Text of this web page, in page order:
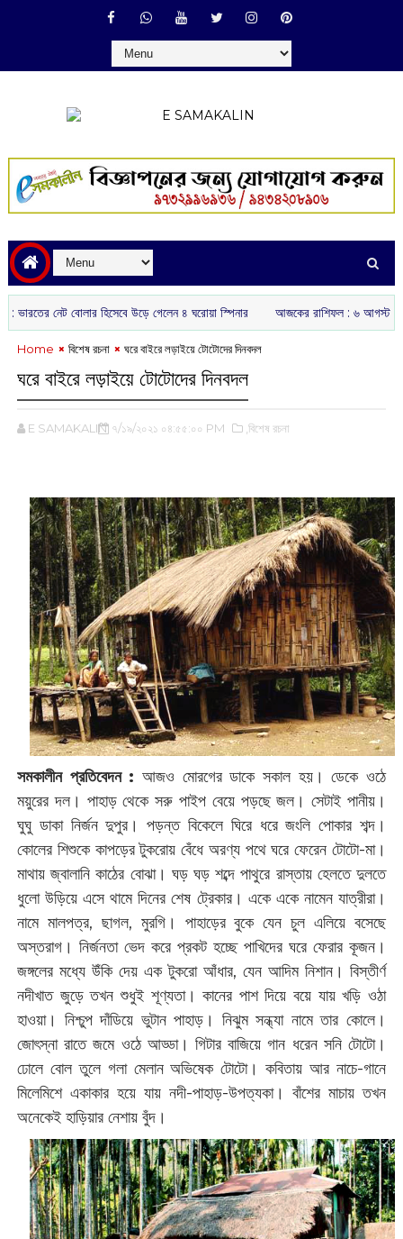
নেট বোলার হিসেবে উড়ে গেলেন ৪ ঘরোয়া স্পিনার আজকের রাশিফল :‌ ‌‌৬ আগস্ট, ২০২৬
Home বিশেষ রচনা ঘরে বাইরে লড়াইয়ে টোটোদের দিনবদল
ঘরে বাইরে লড়াইয়ে টোটোদের দিনবদল
E SAMAKALIN ৭/১৯/২০২১ ০৪:৫৫:০০ PM ,বিশেষ রচনা
সমকালীন প্রতিবেদন : ‌আজও মোরগের ডাকে সকাল হয়। ডেকে ওঠে
ময়ুরের দল। পাহাড় থেকে সরু পাইপ বেয়ে পড়ছে জল। সেটাই পানীয়।
ঘুঘু ডাকা নির্জন দুপুর। পড়ন্ত বিকেলে ঘিরে ধরে জংলি পোকার শব্দ।
কোলের শিশুকে কাপড়ের টুকরোয় বেঁধে অরণ্য পথে ঘরে ফেরেন টোটো-মা।
মাথায় জ্বালানি কাঠের বোঝা। ঘড় ঘড় শব্দে পাথুরে রাস্তায় হেলতে দুলতে
ধুলো উড়িয়ে এসে থামে দিনের শেষ ট্রেকার। একে একে নামেন যাত্রীরা।
নামে মালপত্র, ছাগল, মুরগি। পাহাড়ের বুকে যেন চুল এলিয়ে বসেছে
অস্তরাগ। নির্জনতা ভেদ করে প্রকট হচ্ছে পাখিদের ঘরে ফেরার কূজন।
জঙ্গলের মধ্যে উঁকি দেয় এক টুকরো আঁধার, যেন আদিম নিশান। বিস্তীর্ণ
নদীখাত জুড়ে তখন শুধুই শূণ্যতা। কানের পাশ দিয়ে বয়ে যায় খড়ি ওঠা
হাওয়া। নিশ্চুপ দাঁডিয়ে ভুটান পাহাড়। নিঝুম সন্ধ্যা নামে তার কোলে।
জোৎস্না রাতে জমে ওঠে আড্ডা। গিটার বাজিয়ে গান ধরেন সনি টোটো।
ঢোলে বোল তুলে গলা মেলান অভিষেক টোটো। কবিতায় আর নাচে-গানে
মিলেমিশে একাকার হয়ে যায় নদী-পাহাড়-উপত্যকা। বাঁশের মাচায় তখন
অনেকেই হাড়িয়ার নেশায় বুঁদ।